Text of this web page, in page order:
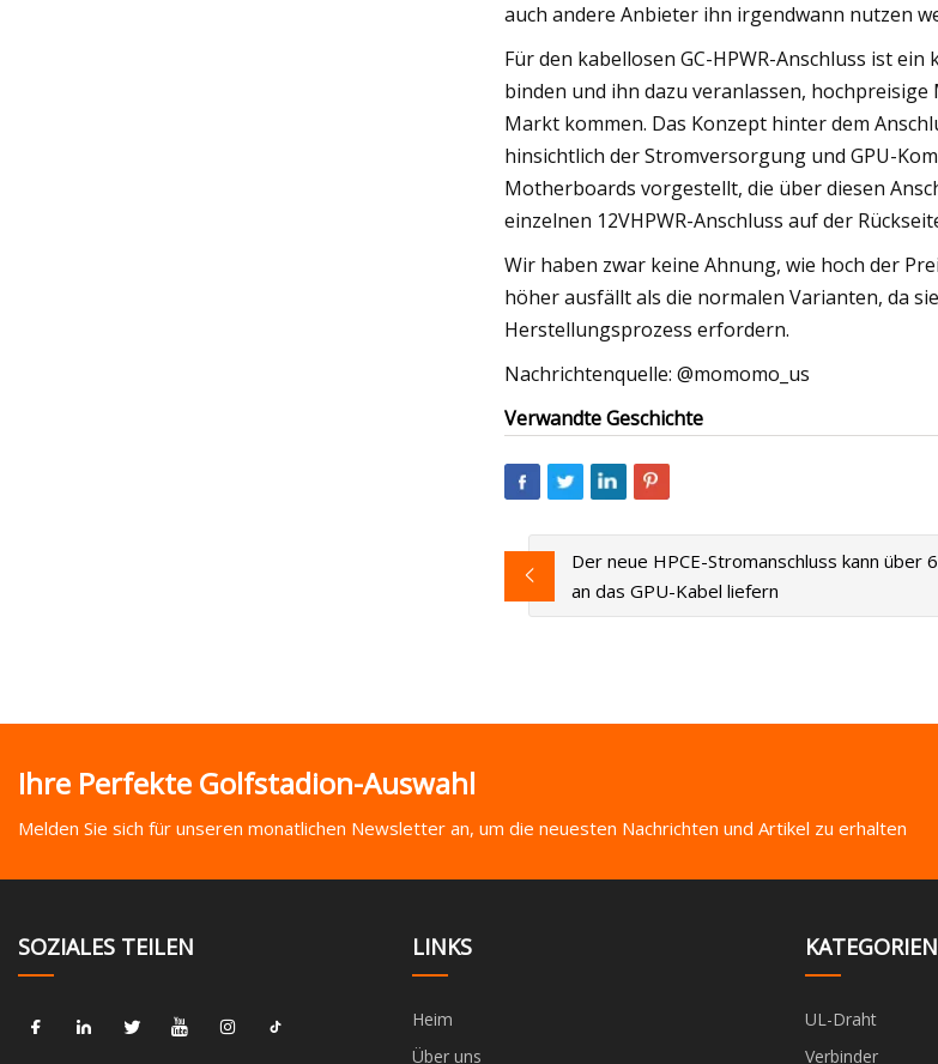
auch andere Anbieter ihn irgendwann nutzen
Für den kabellosen GC-HPWR-Anschluss ist
binden und ihn dazu veranlassen,
Markt kommen. Das Konzept hinter dem
hinsichtlich der Stromversorgung und GPU-
Motherboards vorgestellt, die über diesen
einzelnen 12VHPWR-Anschluss auf der
Wir haben zwar keine Ahnung, wie hoch der
höher ausfällt als die normalen Varianten, da
Herstellungsprozess erfordern.
Nachrichtenquelle: @momomo_us
Verwandte Geschichte
Der neue HPCE-Stromanschluss kann über
an das GPU-Kabel liefern
Ihre Perfekte Golfstadion-Auswahl
Melden Sie sich für unseren monatlichen Newsletter an, um die neuesten Nachrichten und Artikel zu erhalten
SOZIALES TEILEN LINKS
Heim
Über uns
KATEGORIEN
UL-Draht
Verbinder